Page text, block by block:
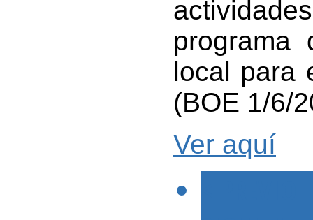
programa
local para
(BOE 1/6/
Ver aquí